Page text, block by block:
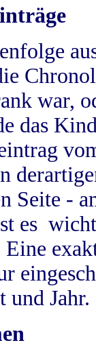
war,
das
Seite -
es
und Jahr.